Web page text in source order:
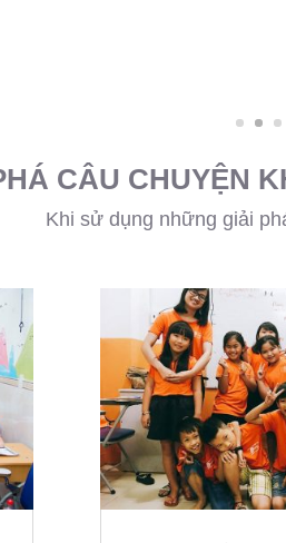
CÂU CHUYỆN
Khi sử dụng những giải